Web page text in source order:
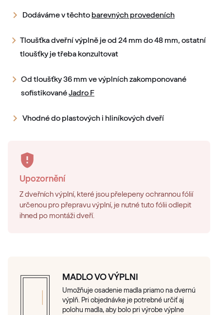
Dodáváme v těchto barevných provedeních
Tloušťka dveřní výplně je od 24 mm do 48 mm, ostatní
tloušťky je třeba konzultovat
Od tloušťky 36 mm ve výplních zakomponované
sofistikovanéJadro F
Vhodné do plastových i hliníkových dveří
Upozornění
Z dveřních výplní, které jsou přelepeny ochrannou fólií
určenou pro přepravu výplní, je nutné tuto fólii odlepit
ihned po montáži dveří.
MADLO VO VÝPLNI
Umožňuje osadenie madla priamo na dvernú
výplň. Pri objednávke je potrebné určiť aj
polohu madla, aby bolo pri výrobe výplne